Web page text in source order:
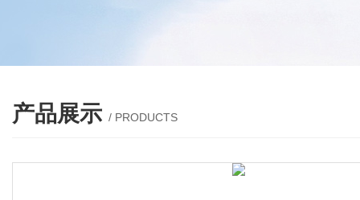
产品展示 / PRODUCTS